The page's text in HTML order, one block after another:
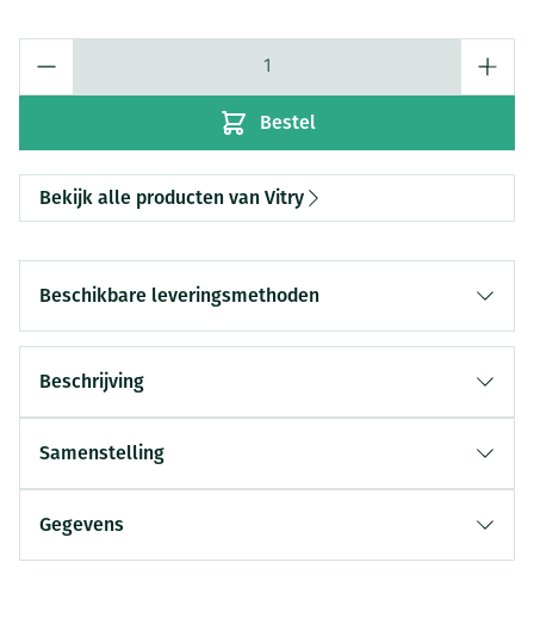
Bestel
Bekijk alle producten van Vitry
Beschikbare leveringsmethoden
Beschrijving
Samenstelling
Gegevens